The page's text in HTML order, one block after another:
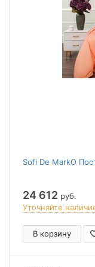
Sofi De MarkO
24 612 руб.
Уточняйте
В корзину